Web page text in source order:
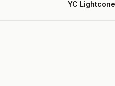
YC Lightcone